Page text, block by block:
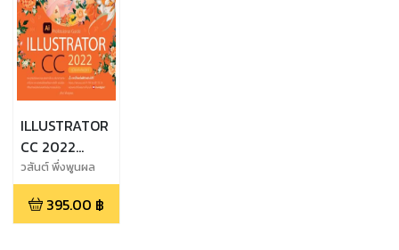
ILLUSTRATOR
CC 2022
Professionnal
Guide
วสันต์ พึ่งพูนผล
395.00 ฿